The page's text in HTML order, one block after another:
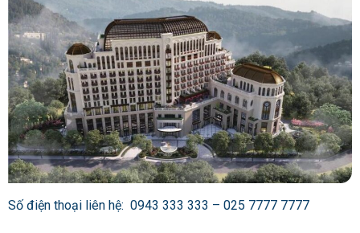
Số điện thoại liên hệ: 0943 333 333 – 025 7777 7777